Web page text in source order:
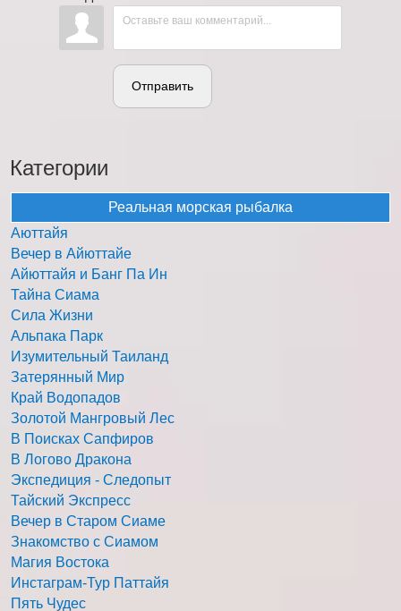
Отправить
Категории
Реальная морская рыбалка
Аюттайя
Вечер в Айюттайе
Айюттайя и Банг Па Ин
Тайна Сиама
Сила Жизни
Альпака Парк
Изумительный Таиланд
Затерянный Мир
Край Водопадов
Золотой Мангровый Лес
В Поисках Сапфиров
В Логово Дракона
Экспедиция - Следопыт
Тайский Экспресс
Вечер в Старом Сиаме
Знакомство с Сиамом
Магия Востока
Инстаграм-Тур Паттайя
Пять Чудес